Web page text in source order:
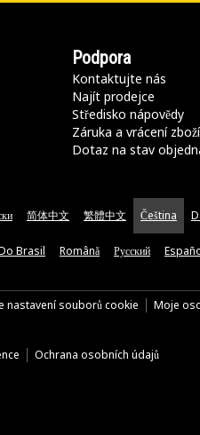
Podpora
Kontaktujte nás
Najít prodejce
Středisko nápovědy
Záruka a vrácení zboží
Dotaz na stav
简体中文 繁體中文 Čeština
Brasil Română Русский
nastavení souborů cookie Moje
Ochrana osobních údajů